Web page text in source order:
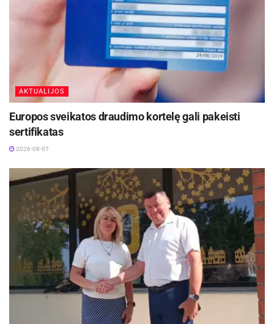
AKTUALIJOS
Europos sveikatos draudimo kortelę gali pakeisti
sertifikatas
2026-08-07